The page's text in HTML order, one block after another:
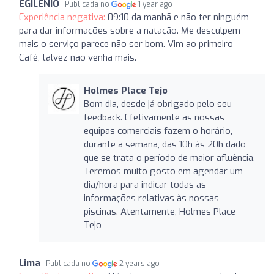
EGILÊNIO Publicada no 1 year ago
Experiência negativa: 09:10 da manhã e não ter ninguém
para dar informações sobre a natação. Me desculpem
mais o serviço parece não ser bom. Vim ao primeiro
Café, talvez não venha mais.
Holmes Place Tejo
Bom dia, desde já obrigado pelo seu
feedback. Efetivamente as nossas
equipas comerciais fazem o horário,
durante a semana, das 10h às 20h dado
que se trata o período de maior afluência.
Teremos muito gosto em agendar um
dia/hora para indicar todas as
informações relativas às nossas
piscinas. Atentamente, Holmes Place
Tejo
Lima Publicada no 2 years ago